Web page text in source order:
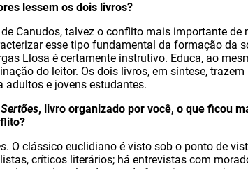
lessem os dois livros?
Canudos, talvez o conflito mais importante de
esse tipo fundamental da formação da
Llosa é certamente instrutivo. Educa, ao
do leitor. Os dois livros, em síntese,
e jovens estudantes.
, livro organizado por você, o que ficou
. O clássico euclidiano é visto sob o ponto de
críticos literários; há entrevistas com